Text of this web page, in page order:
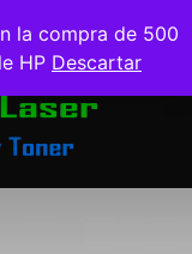
la compra de 500
HP Descartar